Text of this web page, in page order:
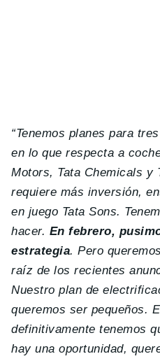
“Tenemos planes para
en lo que respecta a
Motors, Tata Chemicals y
requiere más inversión,
en juego Tata Sons.
hacer. En febrero,
estrategia. Pero
raíz de los recientes
Nuestro plan de
queremos ser pequeños.
definitivamente tenemos
hay una oportunidad,